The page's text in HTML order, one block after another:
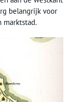
belangrijk voor